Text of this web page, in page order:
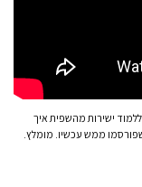
ישירות מהשפית איך